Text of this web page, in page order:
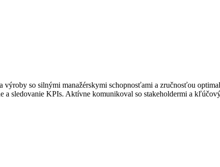
výroby so silnými manažérskymi schopnosťami a zručnosťou
a sledovanie KPIs. Aktívne komunikoval so stakeholdermi a